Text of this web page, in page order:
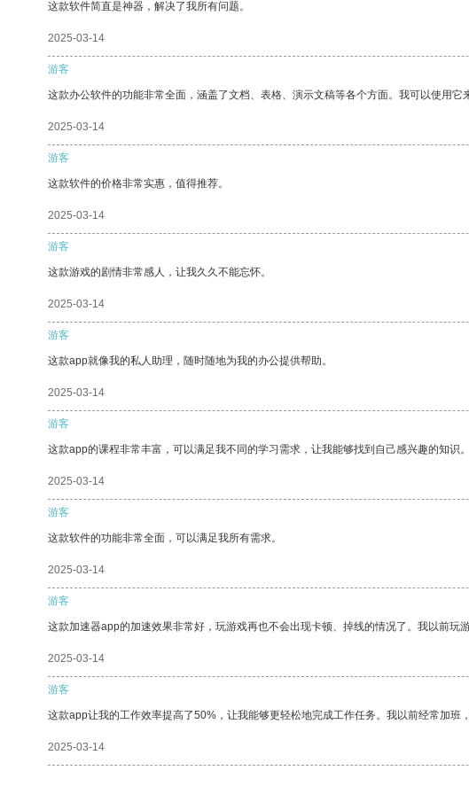
这款软件简直是神器，解决了我所有问题。
2025-03-14
游客
这款办公软件的功能非常全面，涵盖了文档、表格、演示文稿等各个方面。我可以使用它
2025-03-14
游客
这款软件的价格非常实惠，值得推荐。
2025-03-14
游客
这款游戏的剧情非常感人，让我久久不能忘怀。
2025-03-14
游客
这款app就像我的私人助理，随时随地为我的办公提供帮助。
2025-03-14
游客
这款app的课程非常丰富，可以满足我不同的学习需求，让我能够找到自己感兴趣的知识。
2025-03-14
游客
这款软件的功能非常全面，可以满足我所有需求。
2025-03-14
游客
这款加速器app的加速效果非常好，玩游戏再也不会出现卡顿、掉线的情况了。我以前玩
2025-03-14
游客
这款app让我的工作效率提高了50%，让我能够更轻松地完成工作任务。我以前经常加班
2025-03-14